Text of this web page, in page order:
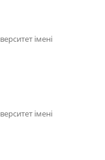
імені
імені